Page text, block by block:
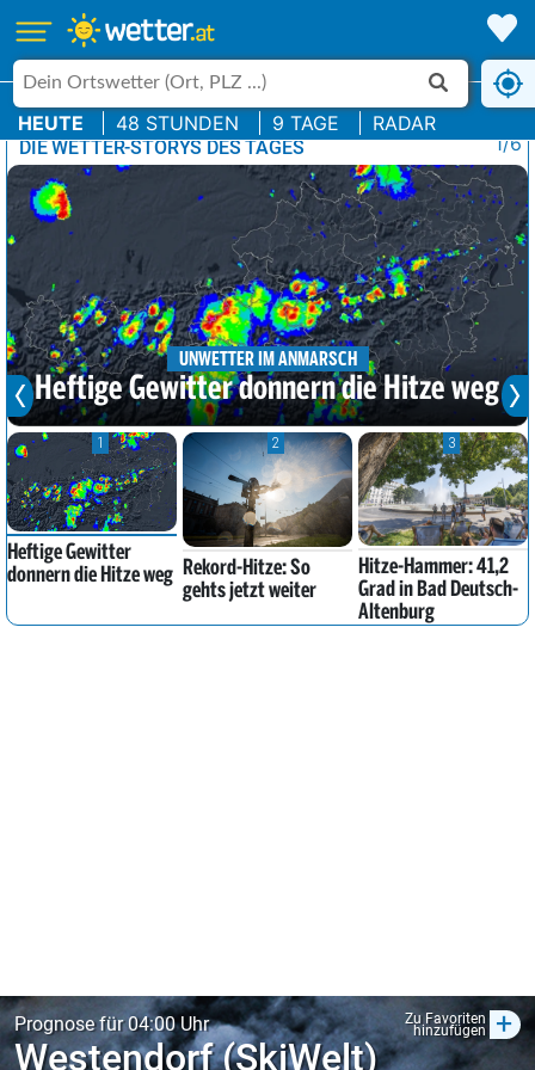
HEUTE 48 STUNDEN 9 TAGE RADAR
DIE WETTER-STORYS DES TAGES
UNWETTER IM ANMARSCH
Heftige Gewitter donnern die Hitze weg
1
Heftige Gewitter
donnern die Hitze weg
2
Rekord-Hitze: So
gehts jetzt weiter
3
Hitze-Hammer: 41,2
Grad in Bad Deutsch-
Altenburg
1/6
Prognose für 04:00 Uhr Zu Favoriten
hinzufügen +
Westendorf (SkiWelt)